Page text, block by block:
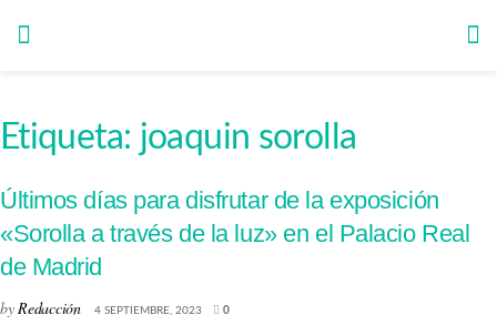
Etiqueta: joaquin sorolla
Últimos días para disfrutar de la exposición
«Sorolla a través de la luz» en el Palacio Real
de Madrid
byRedacción 4 SEPTIEMBRE, 2023 0